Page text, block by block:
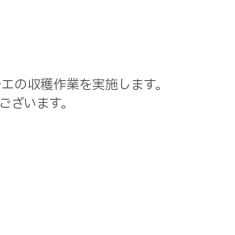
の収穫作業を実施します。
います。